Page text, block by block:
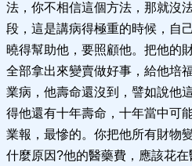
法，你不相信這個方法，那就沒
段，這是講病得極重的時候，自
曉得幫助他，要照顧他。把他的
全部拿出來變賣做好事，給他培
業病，他壽命還沒到，譬如說他
得他還有十年壽命，十年當中可
業報，最慘的。你把他所有財物
什麼原因?他的醫藥費，應該花